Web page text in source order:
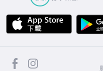
APP
facebook